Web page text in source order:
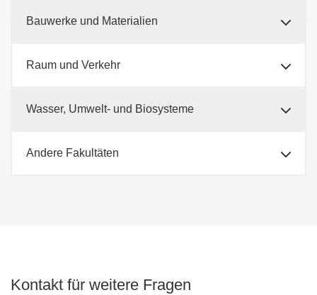
Bauwerke und Materialien
Raum und Verkehr
Wasser, Umwelt- und Biosysteme
Andere Fakultäten
Kontakt für weitere Fragen